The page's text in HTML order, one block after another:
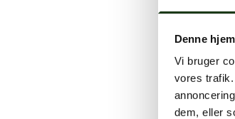
Denne
Vi bruger
vores
dem, eller